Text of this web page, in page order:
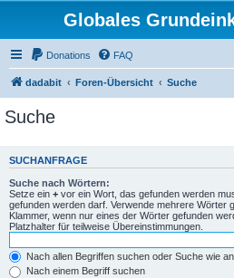
Globales
Donations FAQ
dadabit Foren-Übersicht Suche
Suche
SUCHANFRAGE
Suche nach Wörtern:
Setze ein + vor ein Wort, das gefunden werden
gefunden werden darf. Verwende mehrere Wörter
Klammer, wenn nur eines der Wörter gefunden
Platzhalter für teilweise Übereinstimmungen.
Nach allen Begriffen suchen oder Suche wie
Nach einem Begriff suchen